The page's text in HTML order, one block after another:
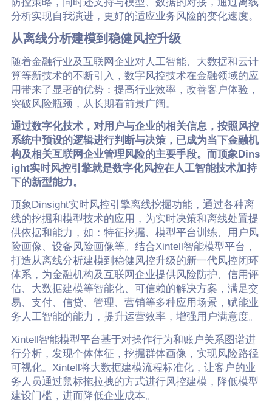
分析实现自我演进，更好的适应业务风险的变化速度。
从离线分析建模到稳健风控升级
随着金融行业及互联网企业对人工智能、大数据和云计
算等新技术的不断引入，数字风控技术在金融领域的应
用带来了显著的优势：提高行业效率，改善客户体验，
突破风险瓶颈，从长期看前景广阔。
通过数字化技术，对用户与企业的相关信息，按照风控
系统中预设的逻辑进行判断与决策，已成为当下金融机
构及相关互联网企业管理风险的主要手段。而顶象Dins
ight实时风控引擎就是数字化风控在人工智能技术加持
下的新型能力。
顶象Dinsight实时风控引擎离线挖掘功能，通过各种离
线的挖掘和模型技术的应用，为实时决策和离线处置提
供依据和能力，如：特征挖掘、模型平台训练、用户风
险画像、设备风险画像等。结合Xintell智能模型平台，
打造从离线分析建模到稳健风控升级的新一代风控闭环
体系，为金融机构及互联网企业提供风险防护、信用评
估、大数据建模等智能化、可信赖的解决方案，满足交
易、支付、信贷、管理、营销等多种应用场景，赋能业
务人工智能的能力，提升运营效率，增强用户满意度。
Xintell智能模型平台基于对操作行为和账户关系图谱进
行分析，发现个体体征，挖掘群体画像，实现风险路径
可视化。Xintell将大数据建模流程标准化，让客户的业
务人员通过鼠标拖拉拽的方式进行风控建模，降低模型
建设门槛，进而降低企业成本。